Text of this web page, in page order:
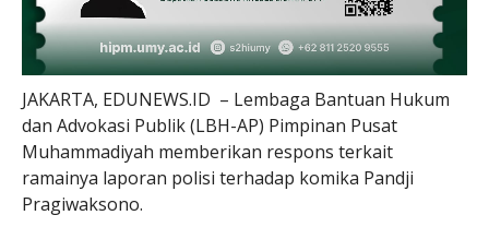
JAKARTA, EDUNEWS.ID – Lembaga Bantuan Hukum
dan Advokasi Publik (LBH-AP) Pimpinan Pusat
Muhammadiyah memberikan respons terkait
ramainya laporan polisi terhadap komika Pandji
Pragiwaksono.